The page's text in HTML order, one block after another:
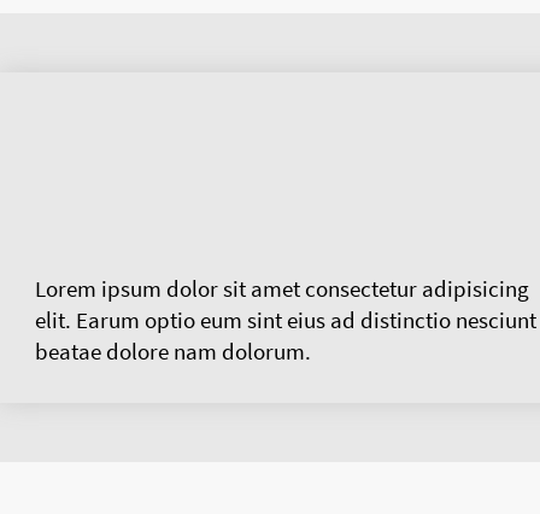
Lorem ipsum dolor sit amet consectetur adipisicing
elit. Earum optio eum sint eius ad distinctio nesciunt
beatae dolore nam dolorum.